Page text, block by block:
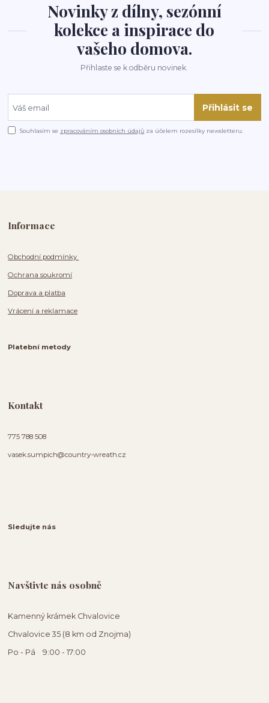
Novinky z dílny, sezónní
kolekce a inspirace do
vašeho domova.
Přihlaste se k odběru novinek.
Přihlásit se
Souhlasím se zpracováním osobních údajů za účelem rozesílky newsletteru.
Informace
Obchodní podmínky
Ochrana soukromí
Doprava a platba
Vrácení a reklamace
Platební metody
Kontakt
775 788 508
vasek.sumpich@country-wreath.cz
Sledujte nás
Navštivte nás osobně
Kamenný krámek Chvalovice
Chvalovice 35 (8 km od Znojma)
Po - Pá 9:00 - 17:00